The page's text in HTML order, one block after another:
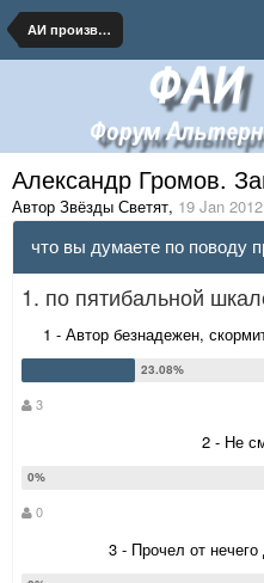
АИ произведения на бумаге и в сети
Александр Громов.
Автор Звёзды Светят, 19 Jan 2012
что вы думаете по поводу
1. по пятибальной
1 - Автор безнадежен,
3
2 - Не
0
3 - Прочел от